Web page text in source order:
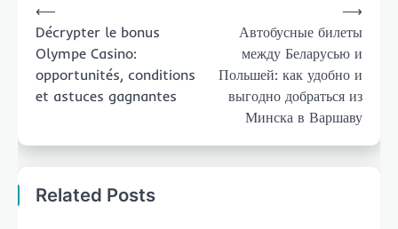
navigation
⟵
Décrypter le bonus
Olympe Casino:
opportunités, conditions
et astuces gagnantes
Автобусные билеты
между Беларусью и
Польшей: как удобно и
выгодно добраться из
Минска в Варшаву
⟶
Related Posts